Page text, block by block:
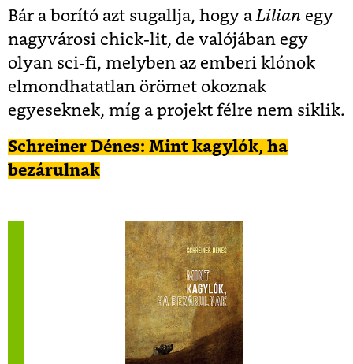
Bár a borító azt sugallja, hogy aLilian egy
nagyvárosi chick-lit, de valójában egy
olyan sci-fi, melyben az emberi klónok
elmondhatatlan örömet okoznak
egyeseknek, míg a projekt félre nem siklik.
Schreiner Dénes: Mint kagylók, ha
bezárulnak